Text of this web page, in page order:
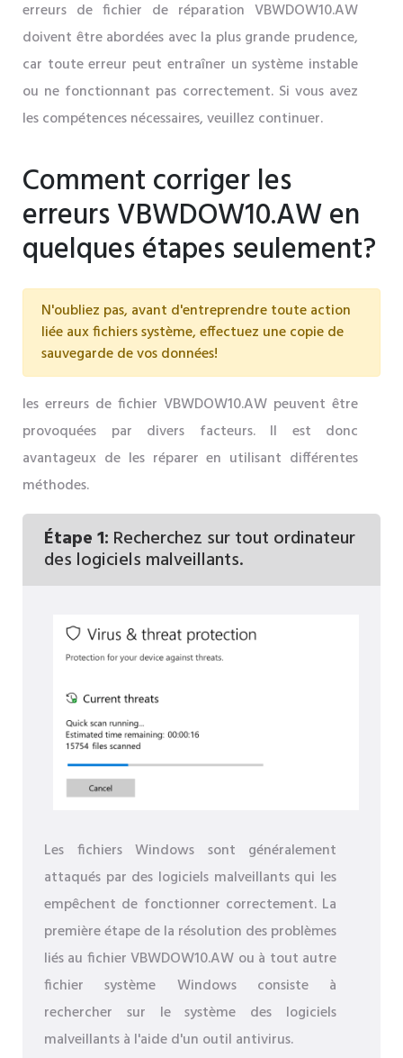
erreurs de fichier de réparation VBWDOW10.AW
doivent être abordées avec la plus grande prudence,
car toute erreur peut entraîner un système instable
ou ne fonctionnant pas correctement. Si vous avez
les compétences nécessaires, veuillez continuer.
Comment corriger les
erreurs VBWDOW10.AW en
quelques étapes seulement?
N'oubliez pas, avant d'entreprendre toute action
liée aux fichiers système, effectuez une copie de
sauvegarde de vos données!
les erreurs de fichier VBWDOW10.AW peuvent être
provoquées par divers facteurs. Il est donc
avantageux de les réparer en utilisant différentes
méthodes.
Étape 1: Recherchez sur tout ordinateur
des logiciels malveillants.
Les fichiers Windows sont généralement
attaqués par des logiciels malveillants qui les
empêchent de fonctionner correctement. La
première étape de la résolution des problèmes
liés au fichier VBWDOW10.AW ou à tout autre
fichier système Windows consiste à
rechercher sur le système des logiciels
malveillants à l'aide d'un outil antivirus.